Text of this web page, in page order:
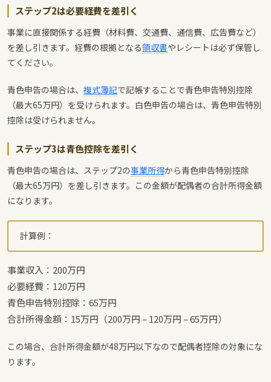
ステップ2は必要経費を差引く
事業に直接関係する経費（材料費、交通費、通信費、広告費など）
を差し引きます。経費の根拠となる領収書やレシートは必ず保管し
てください。
青色申告の場合は、 複式簿記で記帳することで青色申告特別控除
（最大65万円）を受けられます。白色申告の場合は、青色申告特別
控除は受けられません。
ステップ3は青色控除を差引く
青色申告の場合は、ステップ2の事業所得から青色申告特別控除
（最大65万円）を差し引きます。この金額が配偶者の合計所得金額
になります。
計算例：
事業収入：200万円
必要経費：120万円
青色申告特別控除：65万円
合計所得金額：15万円（200万円 – 120万円 – 65万円）
この場合、合計所得金額が48万円以下なので配偶者控除の対象にな
ります。